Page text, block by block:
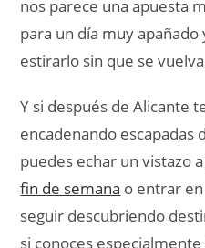
para que otros viajeros
Preguntas
ver en Alicante
¿Merece la pena
de dos o tres días?
Sí, totalmente. Nosotros
esos destinos que